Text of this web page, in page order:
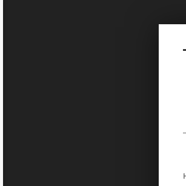
Sketchbook5, 스케치
Sketchbook5, 스케치
Sketchbook5, 스케치
Sketchbook5, 스케치